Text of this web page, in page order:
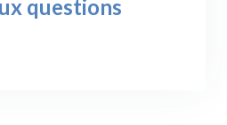
questions